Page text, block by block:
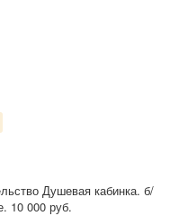
Душевая кабинка. б/
10 000 руб.